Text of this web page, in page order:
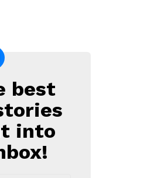
best
into